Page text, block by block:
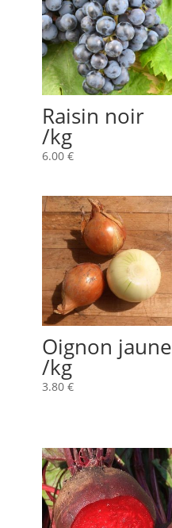
Raisin noir
/kg
6.00 €
Oignon jaune
/kg
3.80 €